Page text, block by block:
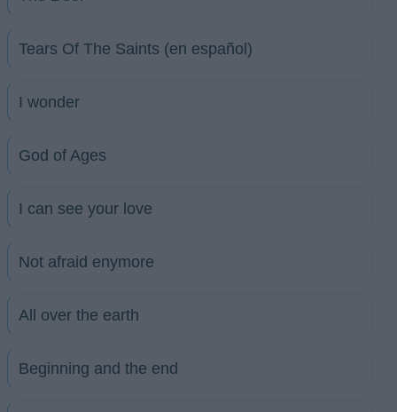
Tears Of The Saints (en español)
I wonder
God of Ages
I can see your love
Not afraid enymore
All over the earth
Beginning and the end